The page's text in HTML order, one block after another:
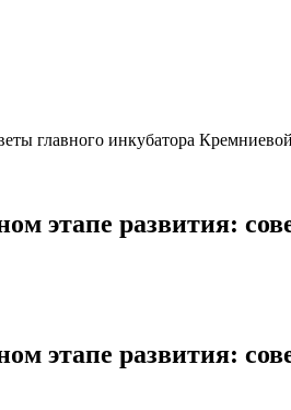
главного инкубатора
этапе развития:
этапе развития: